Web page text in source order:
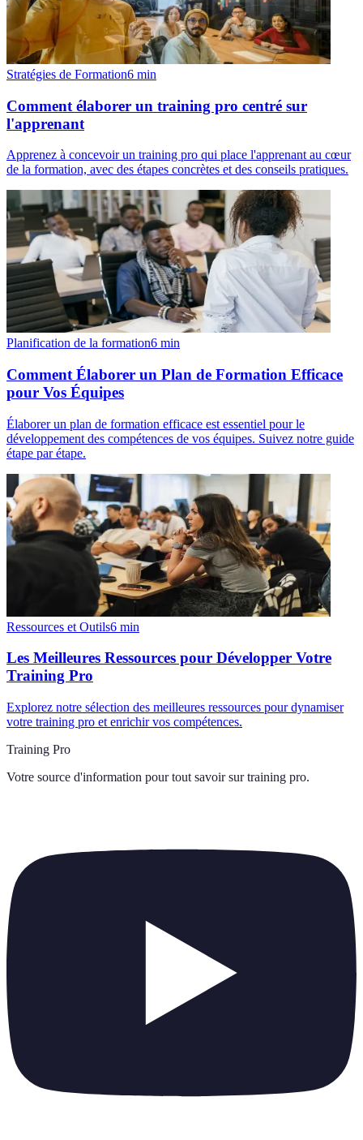
Stratégies de Formation6 min
Comment élaborer un training pro centré sur
l'apprenant
Apprenez à concevoir un training pro qui place l'apprenant au cœur
de la formation, avec des étapes concrètes et des conseils pratiques.
Planification de la formation6 min
Comment Élaborer un Plan de Formation Efficace
pour Vos Équipes
Élaborer un plan de formation efficace est essentiel pour le
développement des compétences de vos équipes. Suivez notre guide
étape par étape.
Ressources et Outils6 min
Les Meilleures Ressources pour Développer Votre
Training Pro
Explorez notre sélection des meilleures ressources pour dynamiser
votre training pro et enrichir vos compétences.
Training Pro
Votre source d'information pour tout savoir sur training pro.